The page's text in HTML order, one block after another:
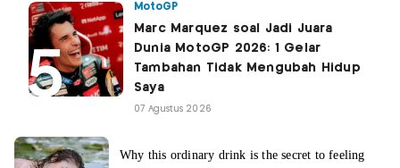
MotoGP
Marc Marquez soal Jadi Juara
Dunia MotoGP 2026: 1 Gelar
Tambahan Tidak Mengubah Hidup
Saya
07 Agustus 2026